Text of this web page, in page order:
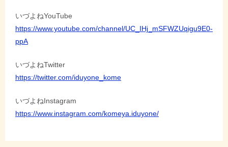
いづよねYouTube
https://www.youtube.com/channel/UC_IHj_mSFWZUqigu9E0-
ppA
いづよねTwitter
https://twitter.com/iduyone_kome
いづよねInstagram
https://www.instagram.com/komeya.iduyone/